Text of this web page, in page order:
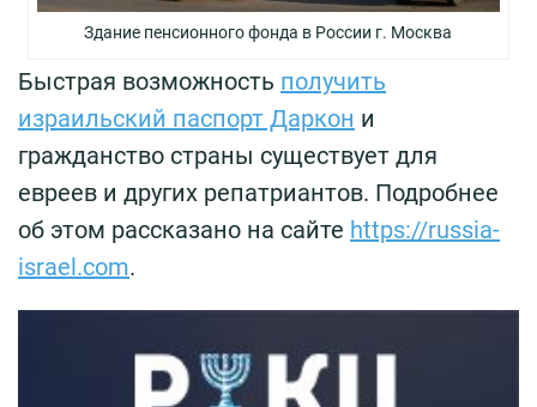
Здание пенсионного фонда в России г. Москва
Быстрая возможность получить
израильский паспорт Даркон и
гражданство страны существует для
евреев и других репатриантов. Подробнее
об этом рассказано на сайте https://russia-
israel.com.